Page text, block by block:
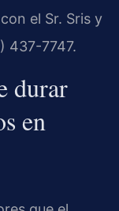
el Sr. Sris y
437-7747.
durar
en